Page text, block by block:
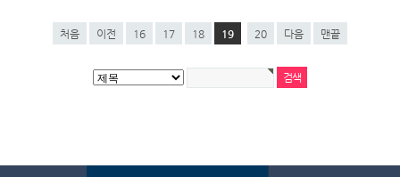
처음 이전 16 17 18 19 20 다음 맨끝